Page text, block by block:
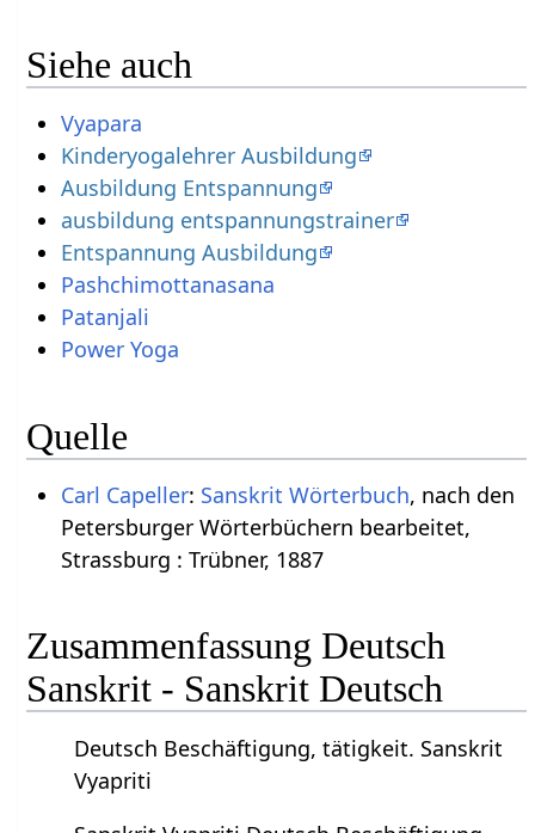
Siehe auch
Vyapara
Kinderyogalehrer Ausbildung
Ausbildung Entspannung
ausbildung entspannungstrainer
Entspannung Ausbildung
Pashchimottanasana
Patanjali
Power Yoga
Quelle
Carl Capeller: Sanskrit Wörterbuch, nach den
Petersburger Wörterbüchern bearbeitet,
Strassburg : Trübner, 1887
Zusammenfassung Deutsch
Sanskrit - Sanskrit Deutsch
Deutsch Beschäftigung, tätigkeit. Sanskrit
Vyapriti